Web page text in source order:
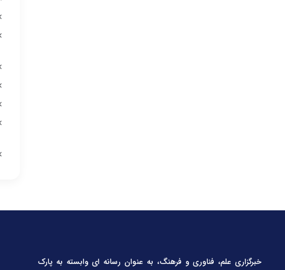
خبرگزاری علم، فناوری و فرهنگ، به عنوان رسانه ای وابسته به پارک